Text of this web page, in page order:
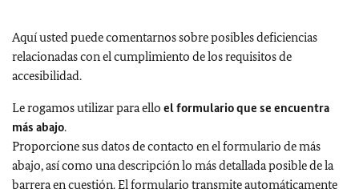
Aquí usted puede comentarnos sobre posibles deficiencias
relacionadas con el cumplimiento de los requisitos de
accesibilidad.
Le rogamos utilizar para ello el formulario que se encuentra
más abajo.
Proporcione sus datos de contacto en el formulario de más
abajo, así como una descripción lo más detallada posible de la
barrera en cuestión. El formulario transmite automáticamente